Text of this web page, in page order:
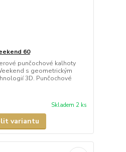
60
punčochové kalhoty
s geometrickým
3D. Punčochové
Skladem 2 ks
variantu